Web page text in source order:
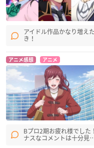
アイドル作品かなり増え
き！
アニメ感想 アニメ
Bプロ2期お疲れ様でした
ナスなコメントは十分見